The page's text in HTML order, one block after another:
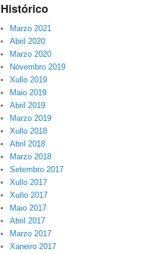
Histórico
Marzo 2021
Abril 2020
Marzo 2020
Novembro 2019
Xullo 2019
Maio 2019
Abril 2019
Marzo 2019
Xullo 2018
Abril 2018
Marzo 2018
Setembro 2017
Xullo 2017
Xuño 2017
Maio 2017
Abril 2017
Marzo 2017
Xaneiro 2017